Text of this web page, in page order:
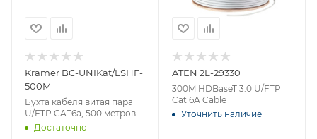
Kramer BC-UNIKat/LSHF-
500M
Бухта кабеля витая пара
U/FTP CAT6a, 500 метров
Достаточно
ATEN 2L-29330
300M HDBaseT 3.0 U/FTP
Cat 6A Cable
Уточнить наличие